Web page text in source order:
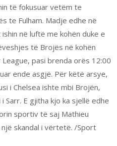
të fokusuar vetëm te
te Fulham. Madje edhe në
në luftë me kohën duke e
të Brojës në kohën
pasi brenda orës 12:00
ende asgjë. Për këtë arsye,
i Chelsea ishte mbi Brojën,
Sarr. E gjitha kjo ka sjellë edhe
sportiv të saj Mathieu
skandal i vërtetë. /Sport